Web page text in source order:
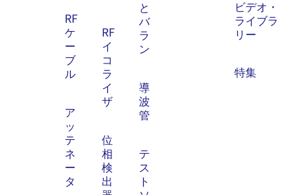
RF
ケ
ー
ブ
ル
ア
ッ
テ
ネ
ー
タ
RF
イ
コ
ラ
イ
ザ
位
相
検
出
と
バ
ラ
ン
導
波
管
テ
ス
ト
ビデオ・
ライブラ
リー
特集